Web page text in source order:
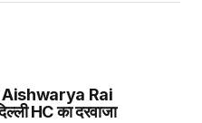
Aishwarya Rai
HC का दरवाजा